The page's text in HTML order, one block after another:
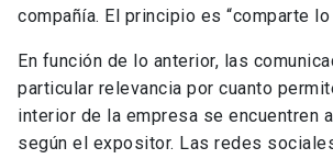
compañía. El principio es “comparte lo
En función de lo anterior, las
particular relevancia por cuanto
interior de la empresa se encuentren
según el expositor. Las redes